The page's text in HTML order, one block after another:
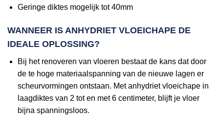
Geringe diktes mogelijk tot 40mm
WANNEER IS ANHYDRIET VLOEICHAPE DE
IDEALE OPLOSSING?
Bij het renoveren van vloeren bestaat de kans dat door
de te hoge materiaalspanning van de nieuwe lagen er
scheurvormingen ontstaan. Met anhydriet vloeichape in
laagdiktes van 2 tot en met 6 centimeter, blijft je vloer
bijna spanningsloos.